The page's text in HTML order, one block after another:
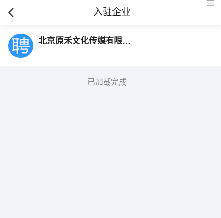
入驻企业
北京原禾文化传媒有限公司
已加载完成